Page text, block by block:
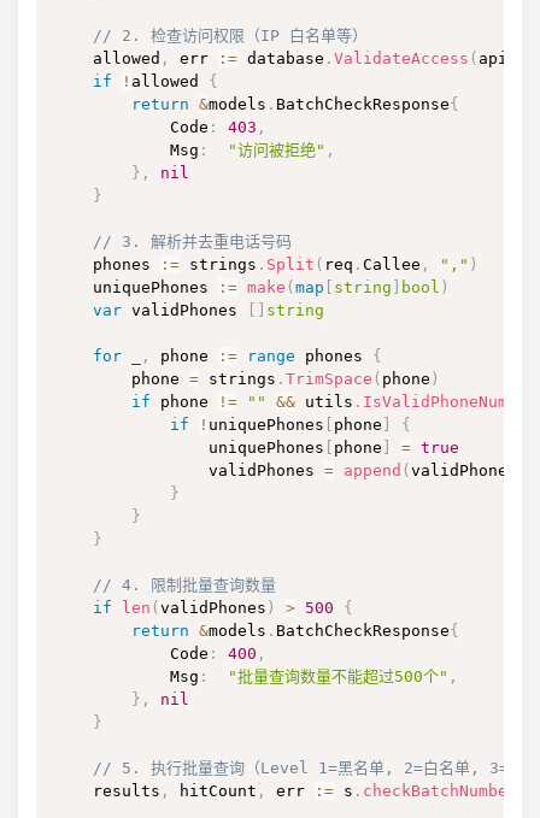
// 2. 检查访问权限（IP 白名单等）
    allowed
, err := database . ValidateAccess ( apiKey
if
! allowed {
return &models . BatchCheckResponse{
            Code
: 403 ,
            Msg
: "访问被拒绝" ,
} ,
nil
}
// 3. 解析并去重电话号码
    phones
:= strings . Split ( req . Callee , "," )
    uniquePhones
:= make ( map string bool )
var validPhones string
for , phone := range phones {
        phone
= strings . TrimSpace ( phone )
if phone != "" && utils . IsValidPhoneNumber
if
! uniquePhones phone
{
                uniquePhones
phone = true
                validPhones
= append ( validPhones
}
}
}
// 4. 限制批量查询数量
if
len ( validPhones ) > 500
{
return &models . BatchCheckResponse{
            Code
: 400 ,
            Msg
: "批量查询数量不能超过500个" ,
} ,
nil
}
// 5. 执行批量查询（Level 1=黑名单, 2=白名单, 3=混合
    results
, hitCount , err := s .